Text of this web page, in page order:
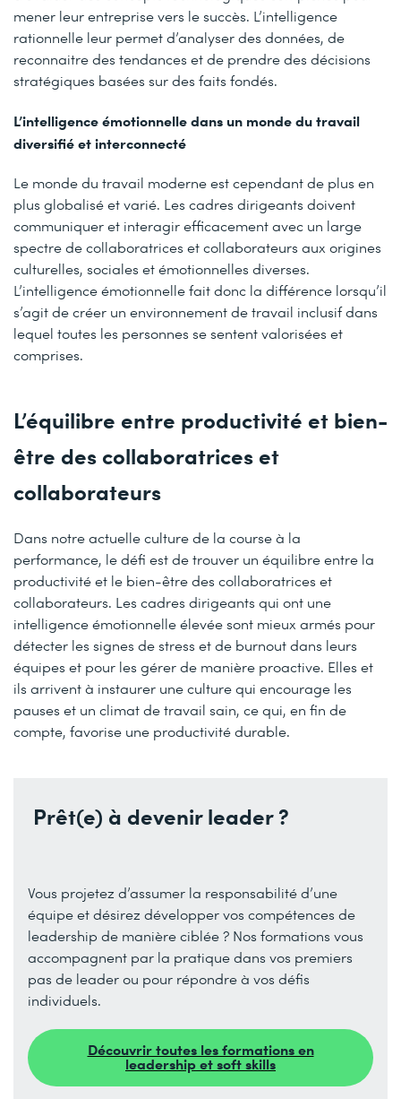
mener leur entreprise vers le succès. L’intelligence
rationnelle leur permet d’analyser des données, de
reconnaitre des tendances et de prendre des décisions
stratégiques basées sur des faits fondés.
L’intelligence émotionnelle dans un monde du travail
diversifié et interconnecté
Le monde du travail moderne est cependant de plus en
plus globalisé et varié. Les cadres dirigeants doivent
communiquer et interagir efficacement avec un large
spectre de collaboratrices et collaborateurs aux origines
culturelles, sociales et émotionnelles diverses.
L’intelligence émotionnelle fait donc la différence lorsqu’il
s’agit de créer un environnement de travail inclusif dans
lequel toutes les personnes se sentent valorisées et
comprises.
L’équilibre entre productivité et bien-
être des collaboratrices et
collaborateurs
Dans notre actuelle culture de la course à la
performance, le défi est de trouver un équilibre entre la
productivité et le bien-être des collaboratrices et
collaborateurs. Les cadres dirigeants qui ont une
intelligence émotionnelle élevée sont mieux armés pour
détecter les signes de stress et de burnout dans leurs
équipes et pour les gérer de manière proactive. Elles et
ils arrivent à instaurer une culture qui encourage les
pauses et un climat de travail sain, ce qui, en fin de
compte, favorise une productivité durable.
Prêt(e) à devenir leader ?
Vous projetez d’assumer la responsabilité d’une
équipe et désirez développer vos compétences de
leadership de manière ciblée ? Nos formations vous
accompagnent par la pratique dans vos premiers
pas de leader ou pour répondre à vos défis
individuels.
Découvrir toutes les formations en
leadership et soft skills